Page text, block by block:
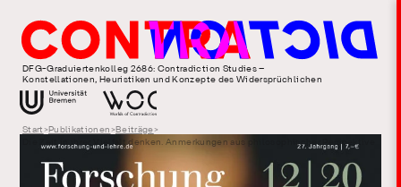
DFG-Graduiertenkolleg 2686: Contradiction Studies –
Konstellationen, Heuristiken und Konzepte des Widersprüchlichen
Start > Publikationen > Beiträge>
Die Zeit in ihrer Vielfalt denken. Anmerkungen aus philosophischer Perspektive